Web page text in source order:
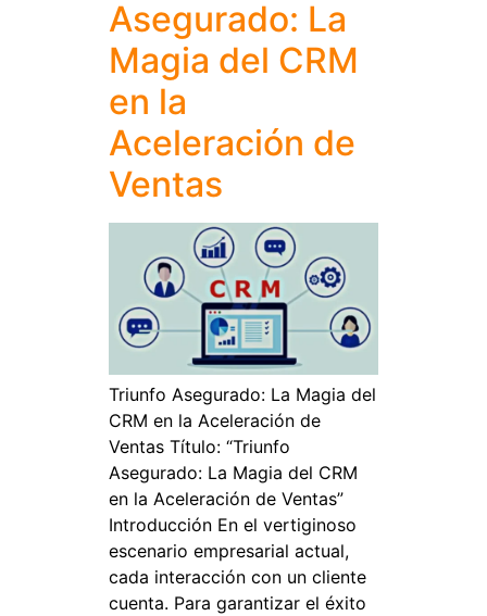
Asegurado: La
Magia del CRM
en la
Aceleración de
Ventas
Triunfo Asegurado: La Magia del
CRM en la Aceleración de
Ventas Título: “Triunfo
Asegurado: La Magia del CRM
en la Aceleración de Ventas”
Introducción En el vertiginoso
escenario empresarial actual,
cada interacción con un cliente
cuenta. Para garantizar el éxito